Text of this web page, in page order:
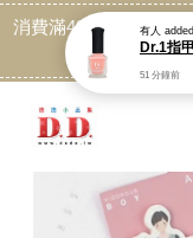
消費滿499免運喔, 記
您的